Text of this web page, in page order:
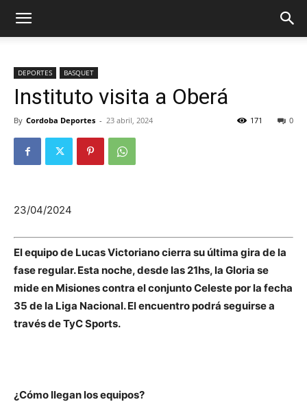
DEPORTES BASQUET
Instituto visita a Oberá
By Cordoba Deportes - 23 abril, 2024 0
171
23/04/2024
El equipo de Lucas Victoriano cierra su última gira de la
fase regular. Esta noche, desde las 21hs, la Gloria se
mide en Misiones contra el conjunto Celeste por la fecha
35 de la Liga Nacional. El encuentro podrá seguirse a
través de TyC Sports.
¿Cómo llegan los equipos?